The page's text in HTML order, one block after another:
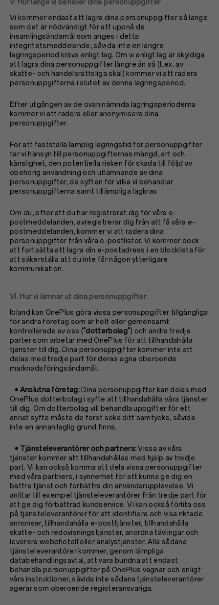
V. Hur länge vi behåller dina personuppgifter
Vi kommer endast att lagra dina personuppgifter så länge
som det är nödvändigt för att uppnå de
insamlingsändamål som anges i detta
integritetsmeddelande, såvida inte en längre
lagringsperiod krävs enligt lag. Om vi enligt lag är skyldiga
att lagra dina personuppgifter längre än så (t.ex. av
skatte- och handelsrättsliga skäl) kommer vi att radera
personuppgifterna i slutet av denna lagringsperiod.
Efter utgången av de ovan nämnda lagringsperioderna
kommer vi att radera eller anonymisera dina
personuppgifter.
För att fastställa lämplig lagringstid för personuppgifter
tar vi hänsyn till personuppgifternas mängd, art och
känslighet, den potentiella risken för skada till följd av
obehörig användning och utlämnande av dina
personuppgifter, de syften för vilka vi behandlar
personuppgifterna samt tillämpliga lagkrav.
Om du, efter att du har registrerat dig för våra e-
postmeddelanden, avregistrerar dig från att få våra e-
postmeddelanden, kommer vi att radera dina
personuppgifter från våra e-postlistor. Vi kommer dock
att fortsätta att lagra din e-postadress i en blocklista för
att säkerställa att du inte får någon ytterligare
kommunikation.
VI. Hur vi lämnar ut dina personuppgifter
Ibland kan OnePlus göra vissa personuppgifter tillgängliga
för andra företag som är helt eller gemensamt
kontrollerade av oss ("dotterbolag") och andra tredje
parter som arbetar med OnePlus för att tillhandahålla
tjänster till dig. Dina personuppgifter kommer inte att
delas med tredje part för deras egna oberoende
marknadsföringsändamål.
• Anslutna företag: Dina personuppgifter kan delas med
OnePlus dotterbolag i syfte att tillhandahålla våra tjänster
till dig. Om dotterbolag vill behandla uppgifter för ett
annat syfte måste de först söka ditt samtycke, såvida
inte en annan laglig grund finns.
• Tjänsteleverantörer och partners:Vissa av våra
tjänster kommer att tillhandahållas med hjälp av tredje
part. Vi kan också komma att dela vissa personuppgifter
med våra partners, i synnerhet för att kunna ge dig en
bättre tjänst och förbättra din användarupplevelse. Vi
anlitar till exempel tjänsteleverantörer från tredje part för
att ge dig förbättrad kundservice. Vi kan också förlita oss
på tjänsteleverantörer för att identifiera och visa riktade
annonser, tillhandahålla e-posttjänster, tillhandahålla
skatte- och redovisningstjänster, anordna tävlingar och
leverera webbhotell eller analystjänster. Alla sådana
tjänsteleverantörer kommer, genom lämpliga
databehandlingsavtal, att vara bundna att endast
behandla personuppgifter på OnePlus vägnar och enligt
våra instruktioner, såvida inte sådana tjänsteleverantörer
agerar som oberoende registeransvariga.